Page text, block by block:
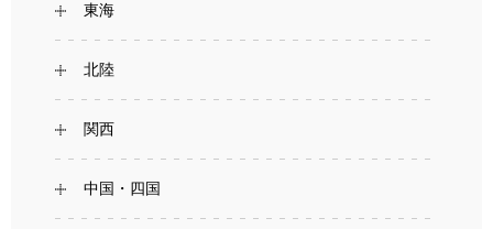
東海
北陸
関西
中国・四国